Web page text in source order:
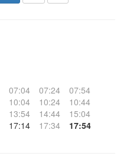
07:04 07:24
07:54
10:04 10:24
10:44
13:54 14:44
15:04
17:14 17:34
17:54